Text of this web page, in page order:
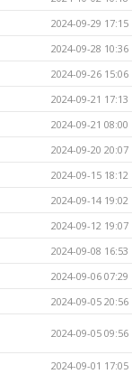
2024-09-29 17:15
2024-09-28 10:36
2024-09-26 15:06
2024-09-21 17:13
2024-09-21 08:00
2024-09-20 20:07
2024-09-15 18:12
2024-09-14 19:02
2024-09-12 19:07
2024-09-08 16:53
2024-09-06 07:29
2024-09-05 20:56
2024-09-05 09:56
2024-09-01 17:05